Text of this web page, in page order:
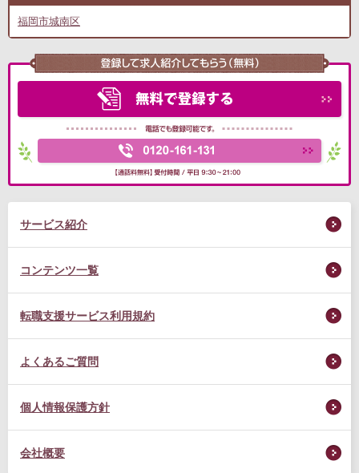
福岡市城南区
サービス紹介
コンテンツ一覧
転職支援サービス利用規約
よくあるご質問
個人情報保護方針
会社概要